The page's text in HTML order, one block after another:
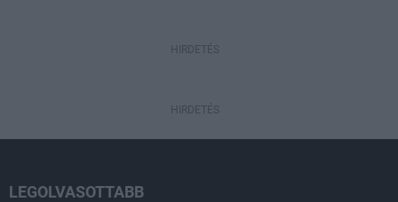
HIRDETÉS
HIRDETÉS
LEGOLVASOTTABB